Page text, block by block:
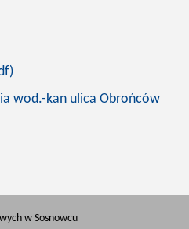
wod.-kan ulica Obrońców
w Sosnowcu